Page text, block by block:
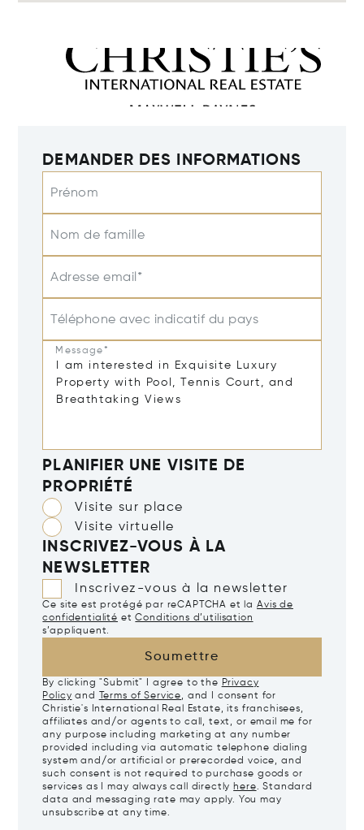
DEMANDER DES INFORMATIONS
Prénom
Nom de famille
Adresse email*
Téléphone avec indicatif du pays
Message*
PLANIFIER UNE VISITE DE
PROPRIÉTÉ
Visite sur place
Visite virtuelle
INSCRIVEZ-VOUS À LA
NEWSLETTER
Inscrivez-vous à la newsletter
Ce site est protégé par reCAPTCHA et la Avis de
confidentialité etConditions d’utilisation
s’appliquent.
Soumettre
By clicking "Submit" I agree to the Privacy
Policy and Terms of Service, and I consent for
Christie's International Real Estate, its franchisees,
affiliates and/or agents to call, text, or email me for
any purpose including marketing at any number
provided including via automatic telephone dialing
system and/or artificial or prerecorded voice, and
such consent is not required to purchase goods or
services as I may always call directly here. Standard
data and messaging rate may apply. You may
unsubscribe at any time.